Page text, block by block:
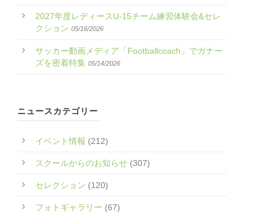
2027年度レディースU-15チーム練習体験会&セレ
クション 05/16/2026
サッカー動画メディア「Footballcoach」でガナー
ズを密着特集 05/14/2026
ニュースカテゴリー
イベント情報 (212)
スクールからのお知らせ (307)
セレクション (120)
フォトギャラリー (67)